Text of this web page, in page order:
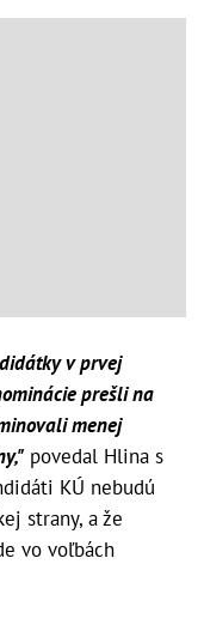
v prvej
prešli na
menej
povedal Hlina s
KÚ nebudú
strany, a že
vo voľbách